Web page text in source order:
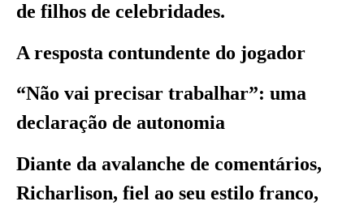
de filhos de celebridades.
A resposta contundente do jogador
“Não vai precisar trabalhar”: uma
declaração de autonomia
Diante da avalanche de comentários,
Richarlison, fiel ao seu estilo franco,